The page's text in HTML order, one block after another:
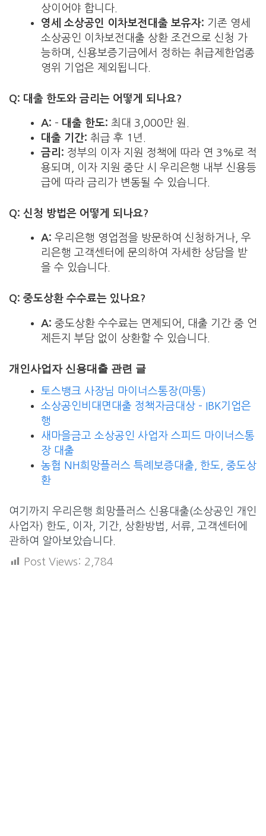
상이어야 합니다.
영세 소상공인 이차보전대출 보유자: 기존 영세
소상공인 이차보전대출 상환 조건으로 신청 가
능하며, 신용보증기금에서 정하는 취급제한업종
영위 기업은 제외됩니다.
Q: 대출 한도와 금리는 어떻게 되나요?
A: – 대출 한도: 최대 3,000만 원.
대출 기간: 취급 후 1년.
금리: 정부의 이자 지원 정책에 따라 연 3%로 적
용되며, 이자 지원 중단 시 우리은행 내부 신용등
급에 따라 금리가 변동될 수 있습니다.
Q: 신청 방법은 어떻게 되나요?
A: 우리은행 영업점을 방문하여 신청하거나, 우
리은행 고객센터에 문의하여 자세한 상담을 받
을 수 있습니다.
Q: 중도상환 수수료는 있나요?
A: 중도상환 수수료는 면제되어, 대출 기간 중 언
제든지 부담 없이 상환할 수 있습니다.
개인사업자 신용대출 관련 글
토스뱅크 사장님 마이너스통장(마통)
소상공인비대면대출 정책자금대상 – IBK기업은
행
새마을금고 소상공인 사업자 스피드 마이너스통
장 대출
농협 NH희망플러스 특례보증대출, 한도, 중도상
환
여기까지 우리은행 희망플러스 신용대출(소상공인 개인
사업자) 한도, 이자, 기간, 상환방법, 서류, 고객센터에
관하여 알아보았습니다.
Post Views: 2,784